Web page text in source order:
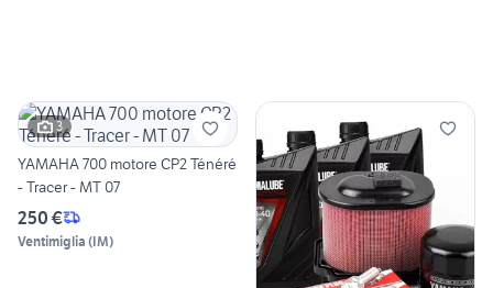
3
YAMAHA 700 motore CP2 Ténéré
- Tracer - MT 07
250 €
Ventimiglia (IM)